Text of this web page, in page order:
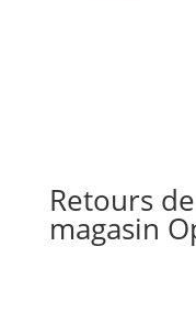
Retours
magasin